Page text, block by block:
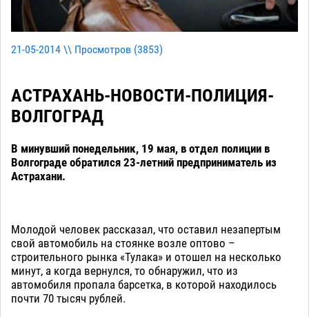
21-05-2014 \\ Просмотров (3853)
АСТРАХАНЬ-НОВОСТИ-ПОЛИЦИЯ-
ВОЛГОГРАД
В минувший понедельник, 19 мая, в отдел полиции в
Волгограде обратился 23-летний предприниматель из
Астрахани.
Молодой человек рассказал, что оставил незапертым
свой автомобиль на стоянке возле оптово –
строительного рынка «Тулака» и отошел на несколько
минут, а когда вернулся, то обнаружил, что из
автомобиля пропала барсетка, в которой находилось
почти 70 тысяч рублей.